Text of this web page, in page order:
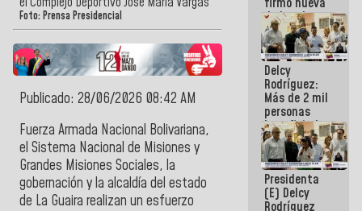
Foto: Prensa Presidencial
Publicado: 28/06/2026 08:42 AM
Fuerza Armada Nacional Bolivariana,
el Sistema Nacional de Misiones y
Grandes Misiones Sociales, la
gobernación y la alcaldía del estado
de La Guaira realizan un esfuerzo
de Ley de
Arrendamiento
aprobada
por la AN
Delcy
Rodríguez:
Más de 2 mil
personas
beneficiadas
con planes
para
atención de
emergencia
sísmica en
Presidenta
(E) Delcy
Rodríguez